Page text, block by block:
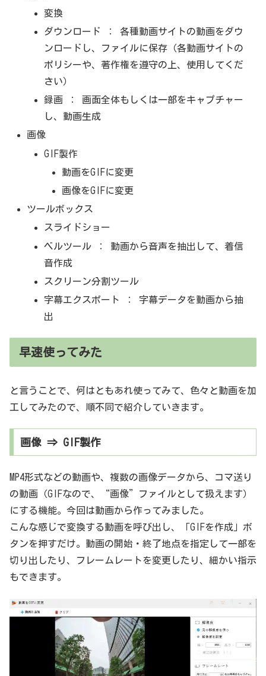
変換
ダウンロード ： 各種動画サイトの動画をダウ
ンロードし、ファイルに保存（各動画サイトの
ポリシーや、著作権を遵守の上、使用してくだ
さい）
録画 ： 画面全体もしくは一部をキャプチャー
し、動画生成
画像
GIF製作
動画をGIFに変更
画像をGIFに変更
ツールボックス
スライドショー
ベルツール ： 動画から音声を抽出して、着信
音作成
スクリーン分割ツール
字幕エクスポート ： 字幕データを動画から抽
出
早速使ってみた
と言うことで、何はともあれ使ってみて、色々と動画を加
工してみたので、順不同で紹介していきます。
画像 ⇒ GIF製作
MP4形式などの動画や、複数の画像データから、コマ送り
の動画（GIFなので、“画像”ファイルとして扱えます）
にする機能。今回は動画から作ってみました。
こんな感じで変換する動画を呼び出し、「GIFを作成」ボ
タンを押すだけ。動画の開始・終了地点を指定して一部を
切り出したり、フレームレートを変更したり、細かい指示
もできます。